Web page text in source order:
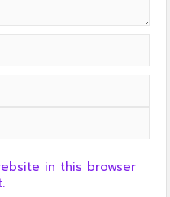
in this browser